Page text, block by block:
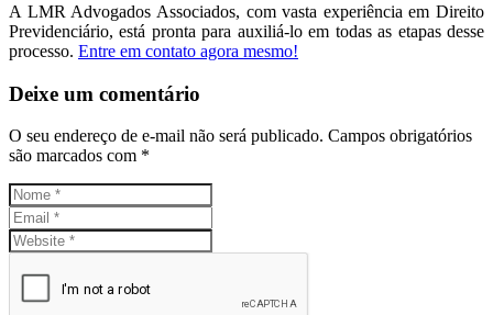
A LMR Advogados Associados, com vasta experiência em Direito
Previdenciário, está pronta para auxiliá-lo em todas as etapas desse
processo. Entre em contato agora mesmo!
Deixe um comentário
O seu endereço de e-mail não será publicado. Campos obrigatórios
são marcados com *